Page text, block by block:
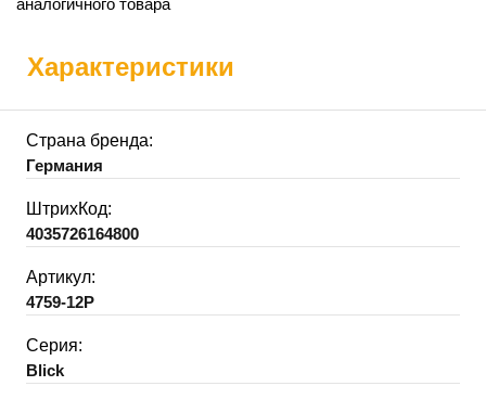
Характеристики
Страна бренда:
Германия
ШтрихКод:
4035726164800
Артикул:
4759-12P
Серия:
Blick